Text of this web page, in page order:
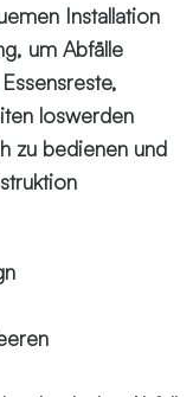
Installation
um Abfälle
loswerden
zu bedienen und